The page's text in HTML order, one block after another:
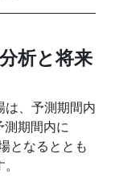
析と将来
は、予測期間内
測期間内に
となるととも